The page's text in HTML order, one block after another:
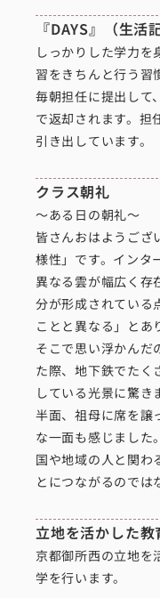
『DAYS』（生活
しっかりした学力
習をきちんと行う習
毎朝担任に提出して
で返却されます。担
引き出しています。
クラス朝礼
～ある日の朝礼～
皆さんおはようござ
様性」です。インタ
異なる雲が幅広く存
分が形成されている
ことと異なる」とあ
そこで思い浮かんだ
た際、地下鉄でたく
している光景に驚き
半面、祖母に席を譲
な一面も感じました
国や地域の人と関わ
とにつながるのでは
立地を活かした教
京都御所西の立地を
学を行います。